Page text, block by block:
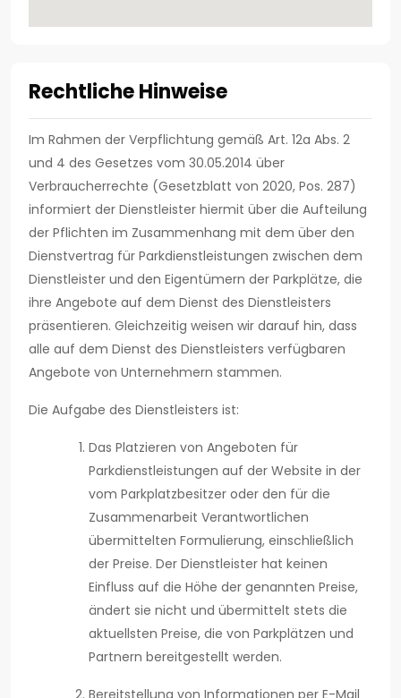
Rechtliche Hinweise
Im Rahmen der Verpflichtung gemäß Art. 12a Abs. 2
und 4 des Gesetzes vom 30.05.2014 über
Verbraucherrechte (Gesetzblatt von 2020, Pos. 287)
informiert der Dienstleister hiermit über die Aufteilung
der Pflichten im Zusammenhang mit dem über den
Dienstvertrag für Parkdienstleistungen zwischen dem
Dienstleister und den Eigentümern der Parkplätze, die
ihre Angebote auf dem Dienst des Dienstleisters
präsentieren. Gleichzeitig weisen wir darauf hin, dass
alle auf dem Dienst des Dienstleisters verfügbaren
Angebote von Unternehmern stammen.
Die Aufgabe des Dienstleisters ist:
Das Platzieren von Angeboten für
Parkdienstleistungen auf der Website in der
vom Parkplatzbesitzer oder den für die
Zusammenarbeit Verantwortlichen
übermittelten Formulierung, einschließlich
der Preise. Der Dienstleister hat keinen
Einfluss auf die Höhe der genannten Preise,
ändert sie nicht und übermittelt stets die
aktuellsten Preise, die von Parkplätzen und
Partnern bereitgestellt werden.